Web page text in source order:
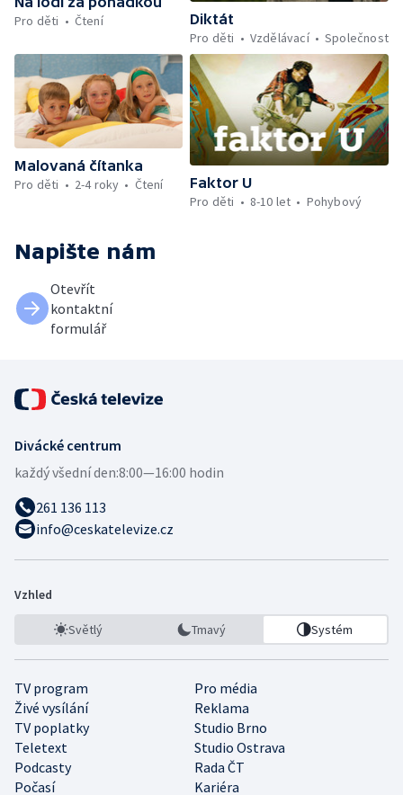
Pro děti
Čtení
Diktát
Pro děti
Vzdělávací Společnost
Malovaná čítanka
Pro děti
2-4 roky Čtení
Faktor U
Pro děti
8-10 let Pohybový
Napište nám
Otevřít
kontaktní
formulář
Divácké centrum
každý všední den:8:00—16:00 hodin
261 136 113
info@ceskatelevize.cz
Vzhled
Světlý Tmavý Systém
TV program
Pro média
Živé vysílání
Reklama
TV poplatky
Studio Brno
Teletext
Studio Ostrava
Podcasty
Rada ČT
Počasí
Kariéra